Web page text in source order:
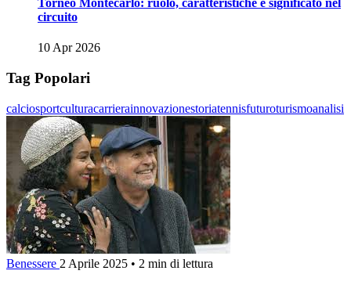
Torneo Montecarlo: ruolo, caratteristiche e significato nel
circuito
10 Apr 2026
Tag Popolari
calciosportculturacarrierainnovazionestoriatennisfuturoturismoanalisi
Benessere 2 Aprile 2025 • 2 min di lettura